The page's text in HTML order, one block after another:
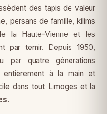
persans de famille, kilims
Depuis 1950,
par quatre générations
dans tout Limoges et la
.